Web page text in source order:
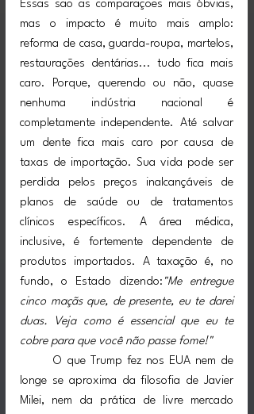
Essas são as comparações mais óbvias,
mas o impacto é muito mais amplo:
reforma de casa, guarda-roupa, martelos,
restaurações dentárias... tudo fica mais
caro. Porque, querendo ou não, quase
nenhuma indústria nacional é
completamente independente. Até salvar
um dente fica mais caro por causa de
taxas de importação. Sua vida pode ser
perdida pelos preços inalcançáveis de
planos de saúde ou de tratamentos
clínicos específicos. A área médica,
inclusive, é fortemente dependente de
produtos importados. A taxação é, no
fundo, o Estado dizendo: "Me entregue
cinco maçãs que, de presente, eu te darei
duas. Veja como é essencial que eu te
cobre para que você não passe fome!"
longe se aproxima da filosofia de Javier
Milei, nem da prática de livre mercado